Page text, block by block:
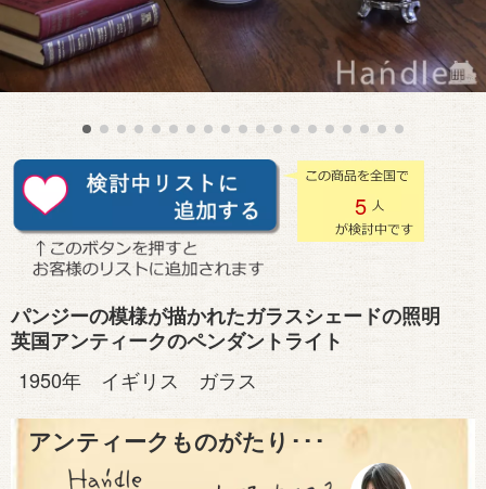
5
パンジーの模様が描かれたガラスシェードの照明
英国アンティークのペンダントライト
1950年 イギリス ガラス
アンティークものがたり･･･